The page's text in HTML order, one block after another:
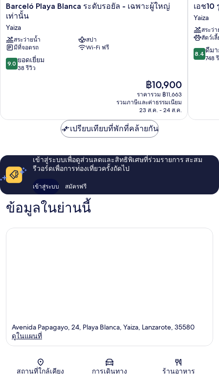
Adults)
Barceló
Playa
ระดับ
รอยัล
-
เฉพาะ
ผู้ใหญ่
Barceló Playa Blanca ระดับรอยัล - เฉพาะผู้ใหญ่
เท่านั้น
Yaiza
สระว่ายน้ำ
สปา
มีที่จอดรถ
Wi-Fi ฟรี
9.0
จาก
9.0 ยอดเยี่ยม
38 รีวิว
ราคา
ปัจจุบัน
คือ
฿10,900
฿10,900
ราคารวม ฿11,663
รวมภาษีและค่าธรรมเนียม
23 ส.ค. - 24 ส.ค.
เอช10
รู
บิ
คอน
ฮอ
ไร
ซัน
เอช
Yaiza
สระว่
สัตว์เ
8.4
จาก
8.4 ดีม
748
เปรียบเทียบที่พักที่คล้ายกัน
เข้าสู่ระบบเพื่อดูส่วนลดและสิทธิพิเศษที่ร่วมรายการ สะสม
รีวอร์ดเพื่อการท่องเที่ยวครั้งถัดไป
เข้าสู่ระบบ สมัครฟรี
ข้อมูลในย่านนี้
แผนที่
Avenida Papagayo, 24, Playa Blanca, Yaiza, Lanzarote, 35580
ดูในแผนที่
สถานที่ใกล้เคียง การเดินทาง ร้านอาหาร